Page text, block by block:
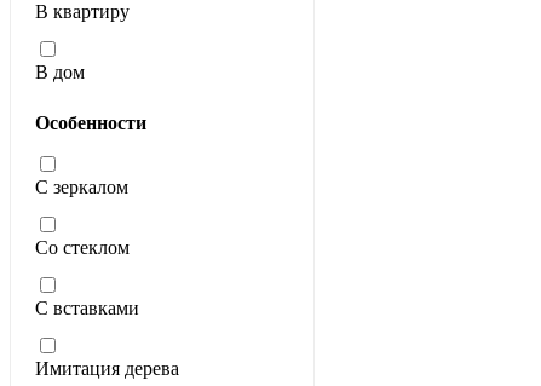
В квартиру
В дом
Особенности
С зеркалом
Со стеклом
С вставками
Имитация дерева